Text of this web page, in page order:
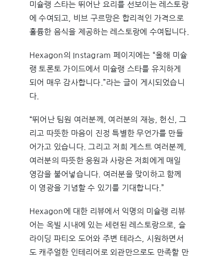
미슐랭 스타는 뛰어난 요리를 선보이는 레스토랑
에 수여되고, 비브 구르망은 합리적인 가격으로
훌륭한 음식을 제공하는 레스토랑에 수여됩니다.
Hexagon의 Instagram 페이지에는 “올해 미슐
랭 토론토 가이드에서 미슐랭 스타를 유지하게
되어 매우 감사합니다.”라는 글이 게시되었습니
다.
“뛰어난 팀원 여러분께, 여러분의 재능, 헌신, 그
리고 따뜻한 마음이 진정 특별한 무언가를 만들
어가고 있습니다. 그리고 저희 게스트 여러분께,
여러분의 따뜻한 응원과 사랑은 저희에게 매일
영감을 불어넣습니다. 여러분을 맞이하고 함께
이 영광을 기념할 수 있기를 기대합니다.”
Hexagon에 대한 리뷰에서 익명의 미슐랭 리뷰
어는 옥빌 시내에 있는 세련된 레스토랑으로, 슬
라이딩 파티오 도어와 주변 테라스, 시원하면서
도 캐주얼한 인테리어로 외관만으로도 만족할 만